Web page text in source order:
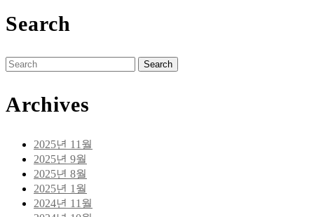
Search
Search
for:
Archives
2025년 11월
2025년 9월
2025년 8월
2025년 1월
2024년 11월